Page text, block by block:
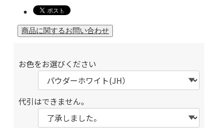
お色をお選びください
代引はできません。